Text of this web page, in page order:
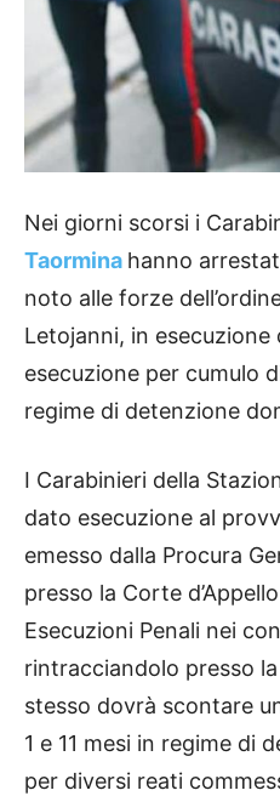
Nei giorni scorsi i
Taormina hanno
noto alle forze
Letojanni, in esecuzione
esecuzione per cumulo
regime di detenzione
I Carabinieri della
dato esecuzione al
emesso dalla Procura
presso la Corte
Esecuzioni Penali nei
rintracciandolo presso
stesso dovrà scontare
1 e 11 mesi in regime di
per diversi reati